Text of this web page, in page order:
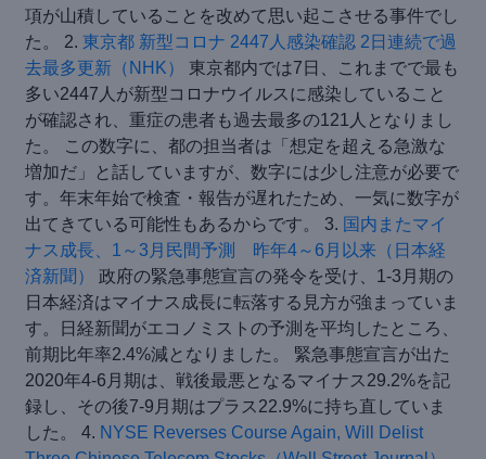
項が山積していることを改めて思い起こさせる事件でし
た。 2. 東京都 新型コロナ 2447人感染確認 2日連続で過
去最多更新（NHK）
東京都内では7日、これまでで最も
多い2447人が新型コロナウイルスに感染していること
が確認され、重症の患者も過去最多の121人となりまし
た。 この数字に、都の担当者は「想定を超える急激な
増加だ」と話していますが、数字には少し注意が必要で
す。年末年始で検査・報告が遅れたため、一気に数字が
出てきている可能性もあるからです。 3. 国内またマイ
ナス成長、1～3月民間予測 昨年4～6月以来（日本経
済新聞）
政府の緊急事態宣言の発令を受け、1-3月期の
日本経済はマイナス成長に転落する見方が強まっていま
す。日経新聞がエコノミストの予測を平均したところ、
前期比年率2.4%減となりました。 緊急事態宣言が出た
2020年4-6月期は、戦後最悪となるマイナス29.2%を記
録し、その後7-9月期はプラス22.9%に持ち直していま
した。 4. NYSE Reverses Course Again, Will Delist